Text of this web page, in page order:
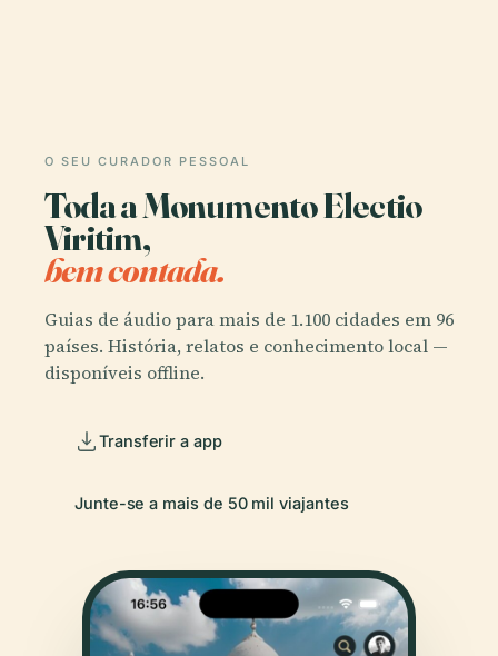
O SEU CURADOR PESSOAL
Toda a Monumento Electio
Viritim,
bem contada.
Guias de áudio para mais de 1.100 cidades em 96
países. História, relatos e conhecimento local —
disponíveis offline.
Transferir a app
Junte-se a mais de 50 mil viajantes